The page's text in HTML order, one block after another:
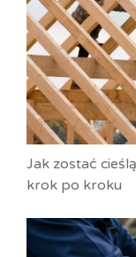
Jak zostać
krok po kroku